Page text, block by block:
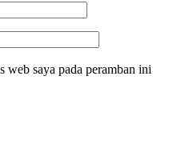
web saya pada peramban ini